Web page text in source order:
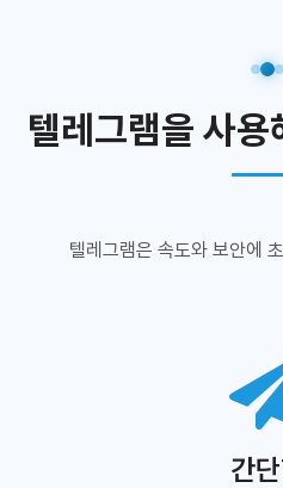
텔레그램을 사
텔레그램은 속도와 보안에
간